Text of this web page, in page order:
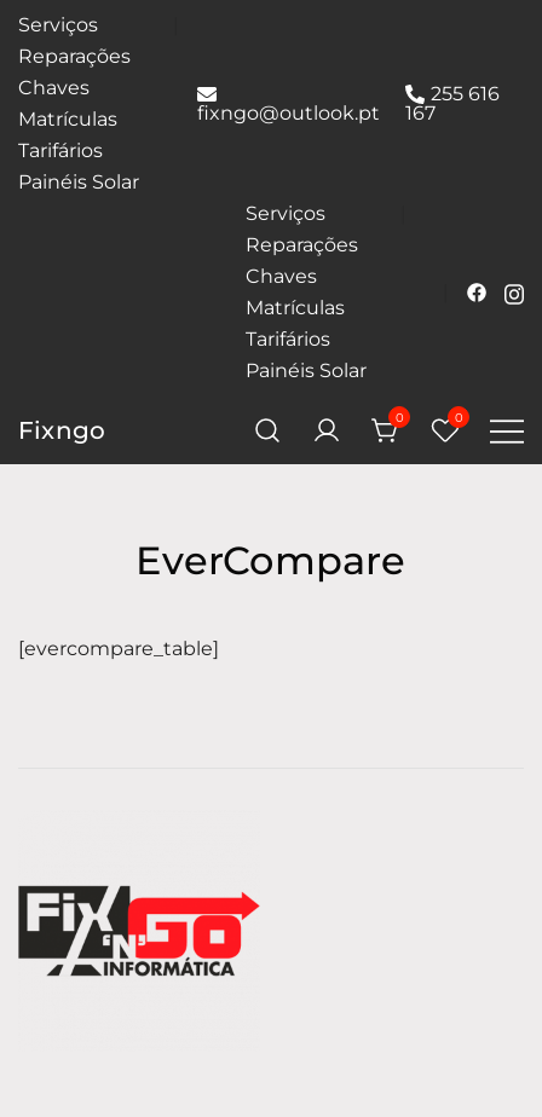
Serviços
Reparações
Chaves
Matrículas
Tarifários
Painéis Solar
fixngo@outlook.pt
255 616
167
Serviços
Reparações
Chaves
Matrículas
Tarifários
Painéis Solar
Fixngo 0 0
EverCompare
[evercompare_table]